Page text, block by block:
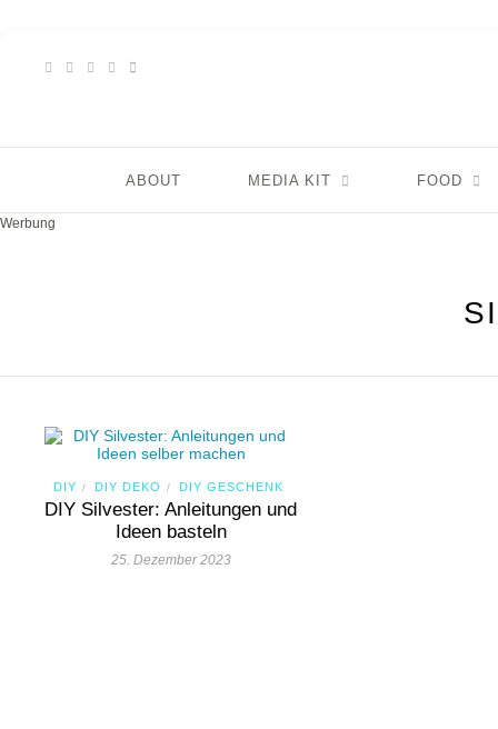
ABOUT MEDIA KIT FOOD
Werbung
DIY / DIY DEKO / DIY GESCHENK
DIY Silvester: Anleitungen und
Ideen basteln
25. Dezember 2023